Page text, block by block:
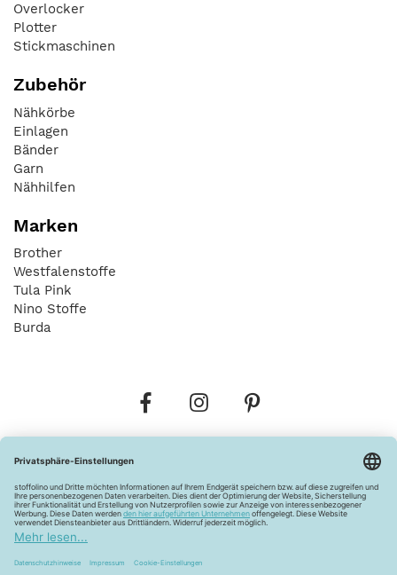
Overlocker
Plotter
Stickmaschinen
Zubehör
Nähkörbe
Einlagen
Bänder
Garn
Nähhilfen
Marken
Brother
Westfalenstoffe
Tula Pink
Nino Stoffe
Burda
Widerrufsbelehrung Vertrag widerrufen
Barrierefreiheitserklärung